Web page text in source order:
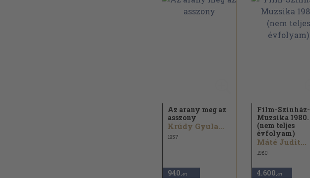
Az arany meg az
asszony
Krúdy Gyula...
1957
940 ,-Ft
Film-Színház-
Muzsika 1980.
(nem teljes
évfolyam)
Máté Judit...
1980
4.600 ,-Ft